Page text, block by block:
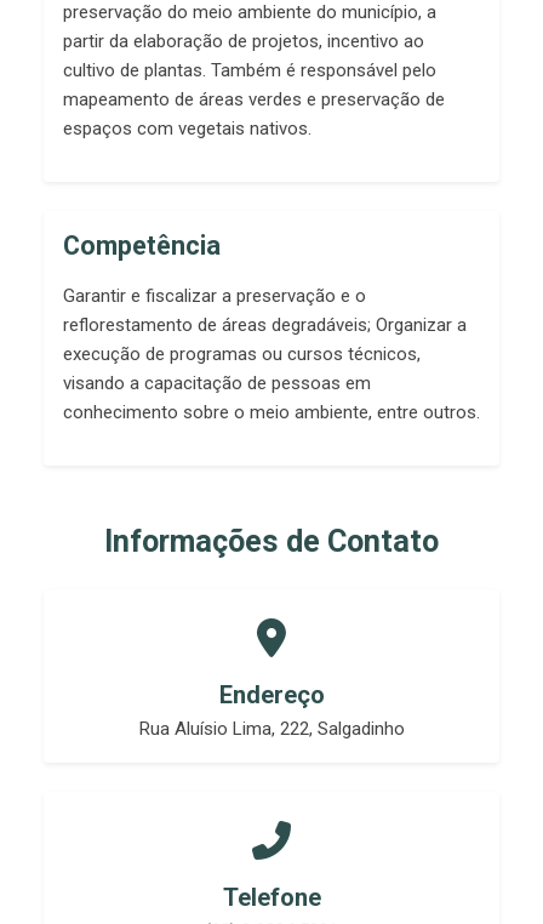
preservação do meio ambiente do município, a
partir da elaboração de projetos, incentivo ao
cultivo de plantas. Também é responsável pelo
mapeamento de áreas verdes e preservação de
espaços com vegetais nativos.
Competência
Garantir e fiscalizar a preservação e o
reflorestamento de áreas degradáveis; Organizar a
execução de programas ou cursos técnicos,
visando a capacitação de pessoas em
conhecimento sobre o meio ambiente, entre outros.
Informações de Contato
Endereço
Rua Aluísio Lima, 222, Salgadinho
Telefone